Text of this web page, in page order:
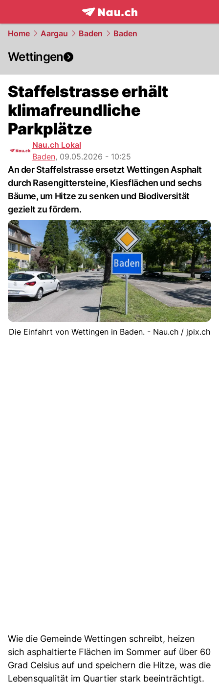
frontpage.NAU.ch
Home Aargau Baden Baden
Wettingen
Staffelstrasse erhält
klimafreundliche
Parkplätze
Nau.ch Lokal
Baden, 09.05.2026 - 10:25
An der Staffelstrasse ersetzt Wettingen Asphalt
durch Rasengittersteine, Kiesflächen und sechs
Bäume, um Hitze zu senken und Biodiversität
gezielt zu fördern.
Die Einfahrt von Wettingen in Baden. - Nau.ch / jpix.ch
Wie die Gemeinde Wettingen schreibt, heizen
sich asphaltierte Flächen im Sommer auf über 60
Grad Celsius auf und speichern die Hitze, was die
Lebensqualität im Quartier stark beeinträchtigt.